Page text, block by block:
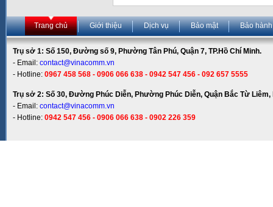
Trang chủ Giới thiệu Dịch vụ Bảo mật Bảo hành
Trụ sở 1: Số 150, Đường số 9, Phường Tân Phú, Quận 7, TP.Hồ Chí Minh.
- Email: contact@vinacomm.vn
- Hotline: 0967 458 568 - 0906 066 638 - 0942 547 456 - 092 657 5555
Trụ sở 2: Số 30, Đường Phúc Diễn, Phường Phúc Diễn, Quận Bắc Từ Liêm,
- Email: contact@vinacomm.vn
- Hotline: 0942 547 456 - 0906 066 638 - 0902 226 359